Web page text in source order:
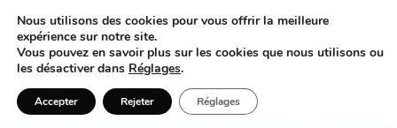
Nous utilisons des cookies pour vous offrir la meilleure
expérience sur notre site.
Vous pouvez en savoir plus sur les cookies que nous utilisons ou
les désactiver dans Réglages.
Accepter Rejeter Réglages